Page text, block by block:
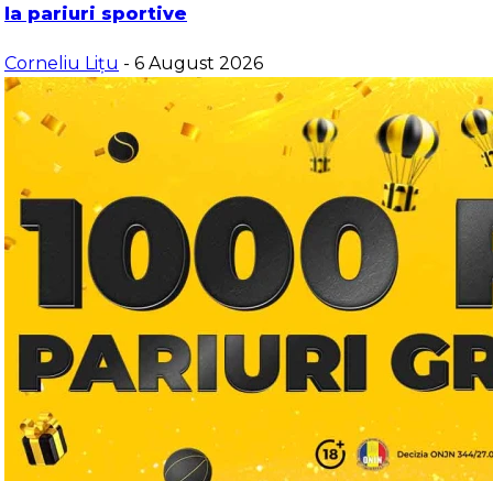
la pariuri sportive
Corneliu Lițu - 6 August 2026